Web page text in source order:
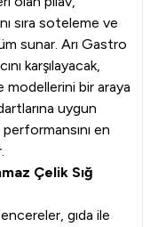
sıra soteleme ve
sunar. Arı Gastro
karşılayacak,
modellerini bir araya
uygun
en
Çelik Sığ
gıda ile